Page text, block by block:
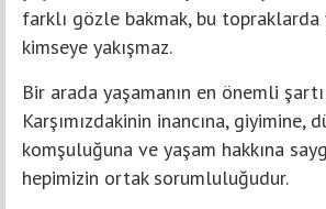
farklı gözle bakmak, bu topraklarda
kimseye yakışmaz.
Bir arada yaşamanın en önemli şartı
Karşımızdakinin inancına, giyimine,
komşuluğuna ve yaşam hakkına
hepimizin ortak sorumluluğudur.